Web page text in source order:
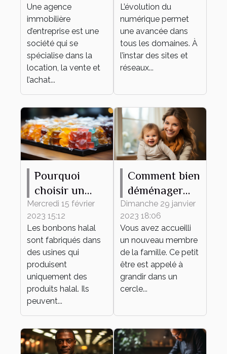
d’entreprise ?
Une agence
immobilière
d’entreprise est une
société qui se
spécialise dans la
location, la vente et
l’achat...
rencontre ?
L’évolution du
numérique permet
une avancée dans
tous les domaines. À
l’instar des sites et
réseaux...
Pourquoi
choisir un
bonbon halal
?
Mercredi 15 février
2023 15:12
Les bonbons halal
sont fabriqués dans
des usines qui
produisent
uniquement des
produits halal. Ils
peuvent...
Comment bien
déménager
avec votre
bébé ?
Dimanche 29 janvier
2023 18:06
Vous avez accueilli
un nouveau membre
de la famille. Ce petit
être est appelé à
grandir dans un
cercle...